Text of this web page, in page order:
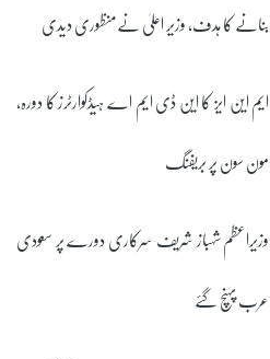
بنانے کا ہدف، وزیر اعلیٰ نےمنظوری دیدی
ایم این ایز کا این ڈی ایم اے ہیڈکوارٹرز کا دورہ،
مون سون پر بریفنگ
وزیراعظم شہباز شریف سرکاری دورے پر سعودی
عرب پہنچ گئے